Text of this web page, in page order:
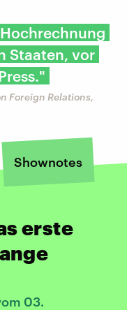
Staaten, vor
Foreign Relations,
Shownotes
erste
03.